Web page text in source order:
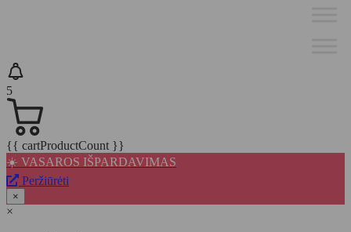
5
{{ cartProductCount }}
☀️ VASAROS IŠPARDAVIMAS
Peržiūrėti
×
×